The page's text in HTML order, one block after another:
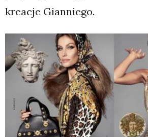
kreacje Gianniego.